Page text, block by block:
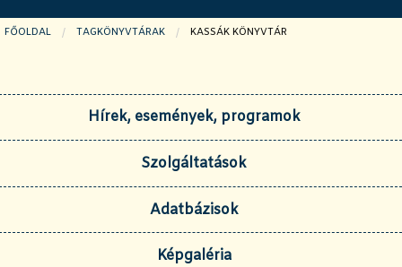
FŐOLDAL TAGKÖNYVTÁRAK JELENLEGI OLDAL:
KASSÁK KÖNYVTÁR
Hírek, események, programok
Szolgáltatások
Adatbázisok
Képgaléria